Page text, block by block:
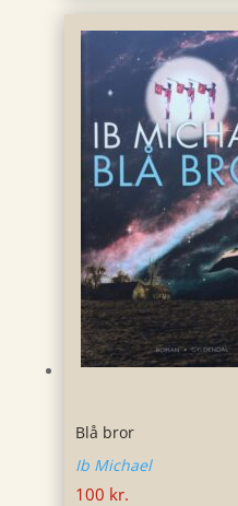
Blå bror
Ib Michael
100 kr.